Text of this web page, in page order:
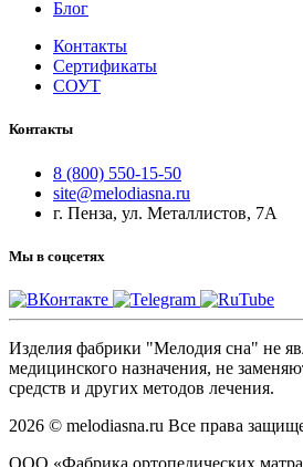
Блог
Контакты
Сертификаты
СОУТ
Контакты
8 (800) 550-15-50
site@melodiasna.ru
г. Пенза, ул. Металлистов, 7А
Мы в соцсетях
Изделия фабрики "Мелодия сна" не
медицинского назначения, не
средств и других методов лечения.
2026 © melodiasna.ru Все права
ООО «Фабрика ортопедических